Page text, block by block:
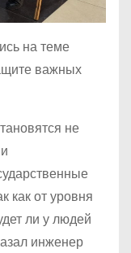
на теме
важных
не
как от уровня
ли у людей
инженер